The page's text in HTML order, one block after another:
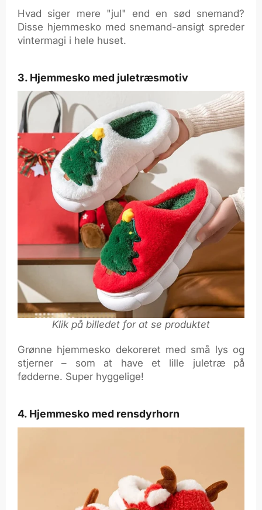
Hvad siger mere "jul" end en sød snemand?
Disse hjemmesko med snemand-ansigt spreder
vintermagi i hele huset.
3. Hjemmesko med juletræsmotiv
Klik på billedet for at se produktet
Grønne hjemmesko dekoreret med små lys og
stjerner – som at have et lille juletræ på
fødderne. Super hyggelige!
4. Hjemmesko med rensdyrhorn